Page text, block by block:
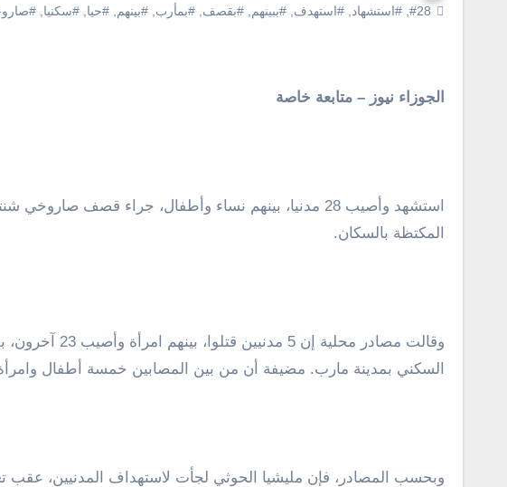
#28 #استشهاد #استهدف #ببينهم #بقصف #بمأرب #بينهم #حيا #سكنيا
الجوزاء نيوز – متابعة خاصة
استشهد وأصيب 28 مدنيا، بينهم نساء وأطفال، جراء قصف
المكتظة بالسكان.
وقالت مصادر
السكني بمدينة مارب. مضيفة أن من بين المصابين خمسة أطفال
وبحسب المصادر، فإن مليشيا الحوثي لجأت لاستهداف المدنيين،